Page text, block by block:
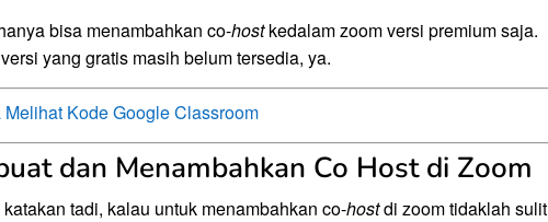
bisa menambahkan co-hostkedalam zoom versi premium saja.
yang gratis masih belum tersedia, ya.
Melihat Kode Google Classroom
dan Menambahkan Co Host di Zoom
tadi, kalau untuk menambahkan co-hostdi zoom tidaklah sulit